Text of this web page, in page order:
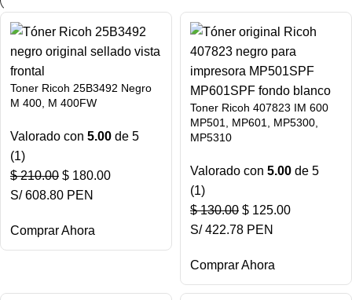
Toner Ricoh 25B3492 Negro
M 400, M 400FW
Valorado con 5.00 de 5
(1)
$210.00 $ 180.00
S/ 608.80 PEN
Comprar Ahora
Toner Ricoh 407823 IM 600
MP501, MP601, MP5300,
MP5310
Valorado con 5.00 de 5
(1)
$130.00 $ 125.00
S/ 422.78 PEN
Comprar Ahora